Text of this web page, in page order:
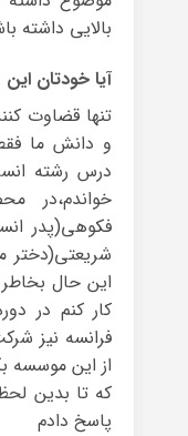
بالایی داشته
آیا خودتان این
تنها قضاوت
و دانش ما
درس رشته
خواندم،در
فکوهی(پدر
شریعتی(دختر
این حال
کار کنم در
فرانسه نیز
از این موسسه
پاسخ دادم